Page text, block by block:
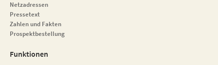
Netzadressen
Pressetext
Zahlen und Fakten
Prospektbestellung
Funktionen